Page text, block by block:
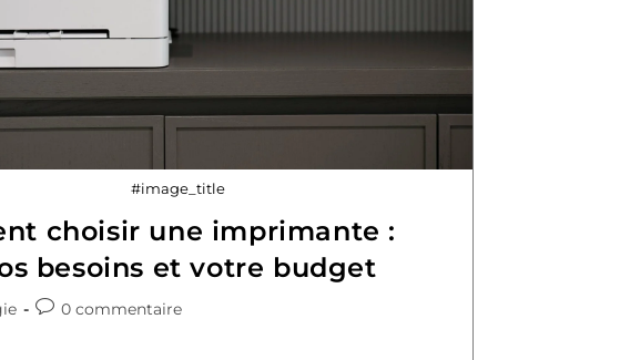
#image_title
choisir une imprimante :
besoins et votre budget
0 commentaire